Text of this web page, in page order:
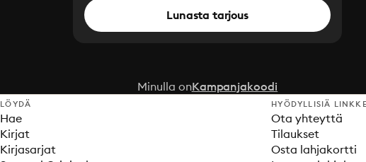
Lunasta tarjous
Minulla onKampanjakoodi
LÖYDÄ
Hae
Kirjat
Kirjasarjat
HYÖDYLLISIÄ
Ota yhteyttä
Tilaukset
Osta lahjakortti